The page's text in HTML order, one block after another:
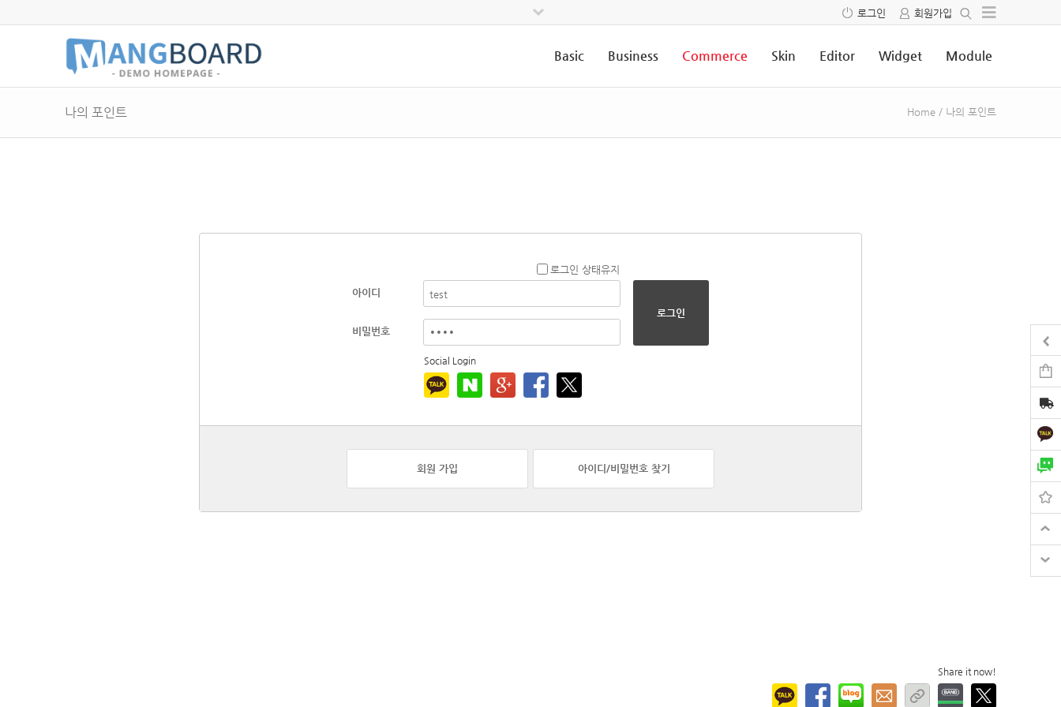
로그인 회원가입
Basic Business Commerce Skin Editor Widget Module
나의 포인트 Home / 나의 포인트
로그인 상태유지
아이디
비밀번호
로그인
Social Login
회원 가입 아이디/비밀번호 찾기
Share it now!